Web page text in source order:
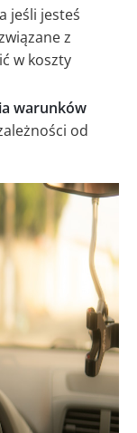
jeśli jesteś
z
w koszty
warunków
od